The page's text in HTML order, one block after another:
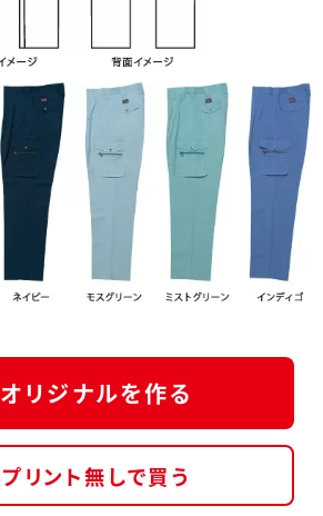
オリジナルを作る
プリント無しで買う